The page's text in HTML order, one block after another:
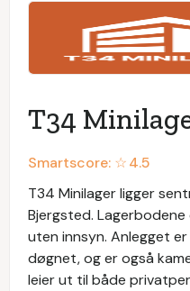
T34
Smartscore: ☆4.5
T34 Minilager ligger
Bjergsted.
uten innsyn. Anlegget
døgnet, og er også
leier ut til både